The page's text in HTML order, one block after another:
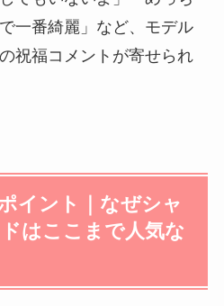
一番綺麗」など、モデル
祝福コメントが寄せられ
イント｜なぜシャ
はここまで人気な